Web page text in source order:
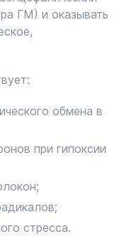
ГМ) и оказывать
обмена в
при гипоксии
стресса.